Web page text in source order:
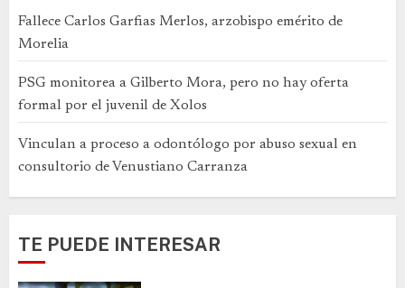
Fallece Carlos Garfias Merlos, arzobispo emérito de
Morelia
PSG monitorea a Gilberto Mora, pero no hay oferta
formal por el juvenil de Xolos
Vinculan a proceso a odontólogo por abuso sexual en
consultorio de Venustiano Carranza
TE PUEDE INTERESAR